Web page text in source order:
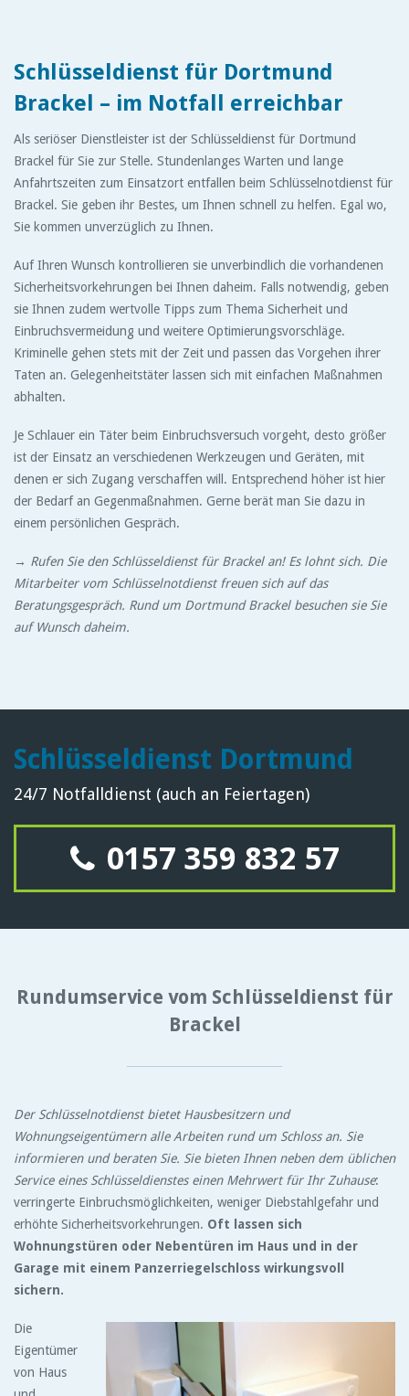
Schlüsseldienst für Dortmund
Brackel – im Notfall erreichbar
Als seriöser Dienstleister ist der Schlüsseldienst für Dortmund
Brackel für Sie zur Stelle. Stundenlanges Warten und lange
Anfahrtszeiten zum Einsatzort entfallen beim Schlüsselnotdienst für
Brackel. Sie geben ihr Bestes, um Ihnen schnell zu helfen. Egal wo,
Sie kommen unverzüglich zu Ihnen.
Auf Ihren Wunsch kontrollieren sie unverbindlich die vorhandenen
Sicherheitsvorkehrungen bei Ihnen daheim. Falls notwendig, geben
sie Ihnen zudem wertvolle Tipps zum Thema Sicherheit und
Einbruchsvermeidung und weitere Optimierungsvorschläge.
Kriminelle gehen stets mit der Zeit und passen das Vorgehen ihrer
Taten an. Gelegenheitstäter lassen sich mit einfachen Maßnahmen
abhalten.
Je Schlauer ein Täter beim Einbruchsversuch vorgeht, desto größer
ist der Einsatz an verschiedenen Werkzeugen und Geräten, mit
denen er sich Zugang verschaffen will. Entsprechend höher ist hier
der Bedarf an Gegenmaßnahmen. Gerne berät man Sie dazu in
einem persönlichen Gespräch.
→ Rufen Sie den Schlüsseldienst für Brackel an! Es lohnt sich. Die
Mitarbeiter vom Schlüsselnotdienst freuen sich auf das
Beratungsgespräch. Rund um Dortmund Brackel besuchen sie Sie
auf Wunsch daheim.
Schlüsseldienst Dortmund
24/7 Notfalldienst (auch an Feiertagen)
0157 359 832 57
Rundumservice vom Schlüsseldienst für
Brackel
Der Schlüsselnotdienst bietet Hausbesitzern und
Wohnungseigentümern alle Arbeiten rund um Schloss an. Sie
informieren und beraten Sie. Sie bieten Ihnen neben dem üblichen
Service eines Schlüsseldienstes einen Mehrwert für Ihr Zuhause:
verringerte Einbruchsmöglichkeiten, weniger Diebstahlgefahr und
erhöhte Sicherheitsvorkehrungen. Oft lassen sich
Wohnungstüren oder Nebentüren im Haus und in der
Garage mit einem Panzerriegelschloss wirkungsvoll
sichern.
Die
Eigentümer
von Haus